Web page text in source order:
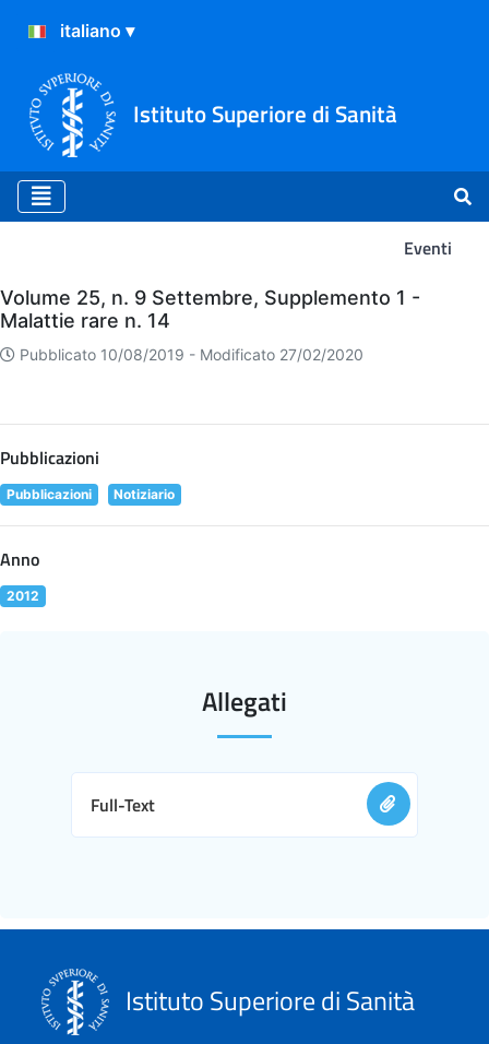
Istituto Superiore di Sanità
Eventi
Eventi
Volume 25, n. 9 Settembre, Supplemento 1 -
Malattie rare n. 14
Pubblicato 10/08/2019 - Modificato 27/02/2020
Pubblicazioni
Pubblicazioni Notiziario
Anno
2012
Allegati
Full-Text
Istituto Superiore di Sanità